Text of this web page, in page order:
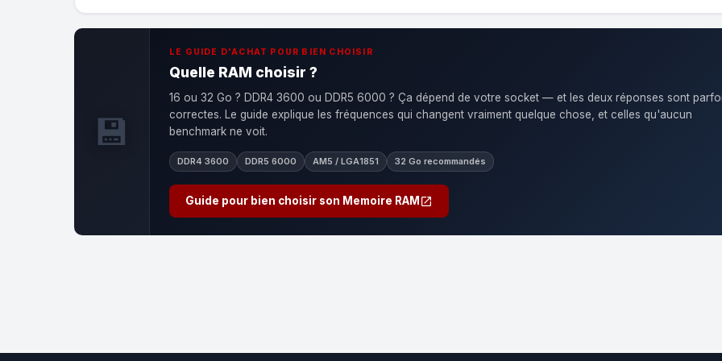
💾
LE GUIDE D'ACHAT POUR BIEN CHOISIR
Quelle RAM choisir ?
16 ou 32 Go ? DDR4 3600 ou DDR5 6000 ? Ça dépend de votre socket — et les deux réponses sont
correctes. Le guide explique les fréquences qui changent vraiment quelque chose, et celles qu'aucun
benchmark ne voit.
DDR4 3600 DDR5 6000 AM5 / LGA1851 32 Go recommandés
Guide pour bien choisir son Memoire RAM